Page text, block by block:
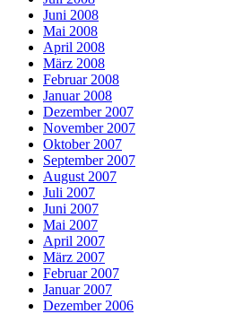
Juni 2008
Mai 2008
April 2008
März 2008
Februar 2008
Januar 2008
Dezember 2007
November 2007
Oktober 2007
September 2007
August 2007
Juli 2007
Juni 2007
Mai 2007
April 2007
März 2007
Februar 2007
Januar 2007
Dezember 2006